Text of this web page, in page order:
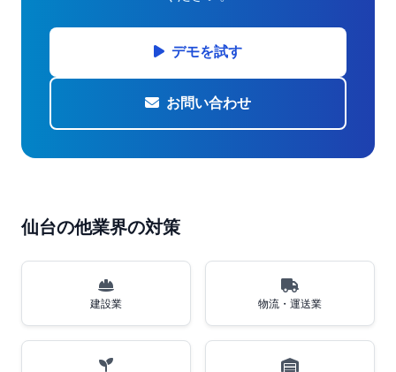
デモを試す
お問い合わせ
仙台の他業界の対策
建設業 物流・運送業